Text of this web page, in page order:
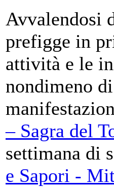
Avvalendosi
prefigge in
attività e le
nondimeno
– Sagra del
settimana di
e Sapori -